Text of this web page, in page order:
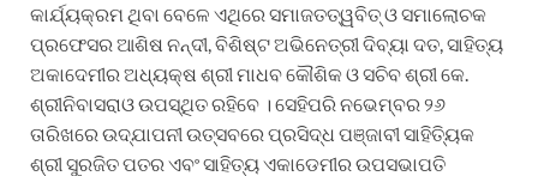
କାର୍ଯ୍ୟକ୍ରମ ଥିବା ବେଳେ ଏଥିରେ ସମାଜତତ୍ୱବିତ୍ ଓ ସମାଲୋଚକ
ପ୍ରଫେସର ଆଶିଷ ନନ୍ଦୀ, ବିଶିଷ୍ଟ ଅଭିନେତ୍ରୀ ଦିବ୍ୟା ଦତ, ସାହିତ୍ୟ
ଅକାଦେମୀର ଅଧ୍ୟକ୍ଷ ଶ୍ରୀ ମାଧବ କୌଶିକ ଓ ସଚିବ ଶ୍ରୀ କେ.
ଶ୍ରୀନିବାସରାଓ ଉପସ୍ଥିତ ରହିବେ । ସେହିପରି ନଭେମ୍ବର ୨୬
ତାରିଖରେ ଉଦ୍‌ଯାପନୀ ଉତ୍ସବରେ ପ୍ରସିଦ୍ଧ ପଞ୍ଜାବୀ ସାହିତ୍ୟିକ
ଶ୍ରୀ ସୁରଜିତ ପତର ଏବଂ ସାହିତ୍ୟ ଏକାଡେମୀର ଉପସଭାପତି